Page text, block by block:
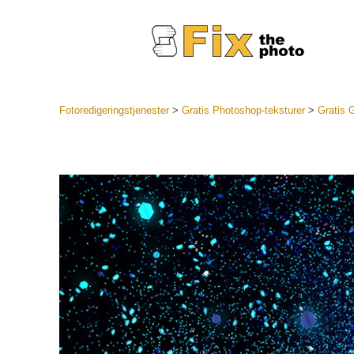
LR
bedste
Mobile
Fotoredigeringstjenester> Gratis Photoshop-teksturer> Gratis